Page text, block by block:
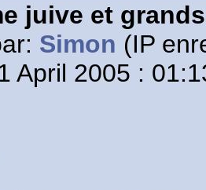
juive et
Simon (IP
April 2005 :